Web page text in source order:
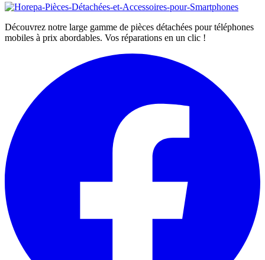
Découvrez notre large gamme de pièces détachées pour téléphones
mobiles à prix abordables. Vos réparations en un clic !